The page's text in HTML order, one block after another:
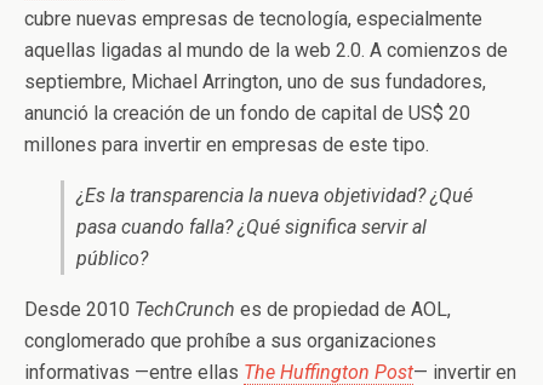
cubre nuevas empresas de tecnología, especialmente
aquellas ligadas al mundo de la web 2.0. A comienzos de
septiembre, Michael Arrington, uno de sus fundadores,
anunció la creación de un fondo de capital de US$ 20
millones para invertir en empresas de este tipo.
¿Es la transparencia la nueva objetividad? ¿Qué
pasa cuando falla? ¿Qué significa servir al
público?
Desde 2010 TechCrunch es de propiedad de AOL,
conglomerado que prohíbe a sus organizaciones
informativas —entre ellas The Huffington Post— invertir en